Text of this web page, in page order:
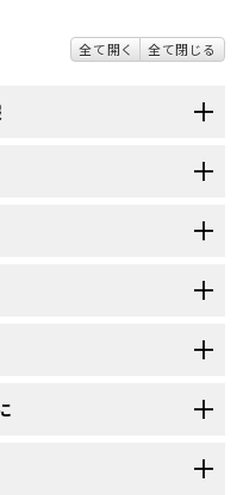
全て開く 全て閉じる
ている薄い膜に悪性（がん）
調べるプロセスは、 病期分類と
的な
はありま
が存在します。
療法）もあれば、 臨床試験にお
療法について情報を集めたりす
かになった場合は、その新しい
のセクションを
には以下のようなものがありま
療選択肢の概要
のセクションを
ものがあります：
に関する詳しい情報につい